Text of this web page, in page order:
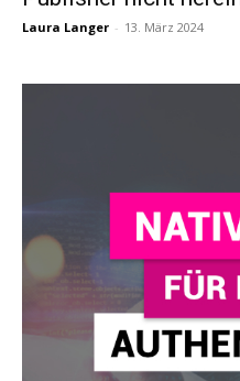
Laura Langer - 13. März 2024